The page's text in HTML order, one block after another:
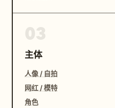
主体
人像 / 自拍
网红 / 模特
角色